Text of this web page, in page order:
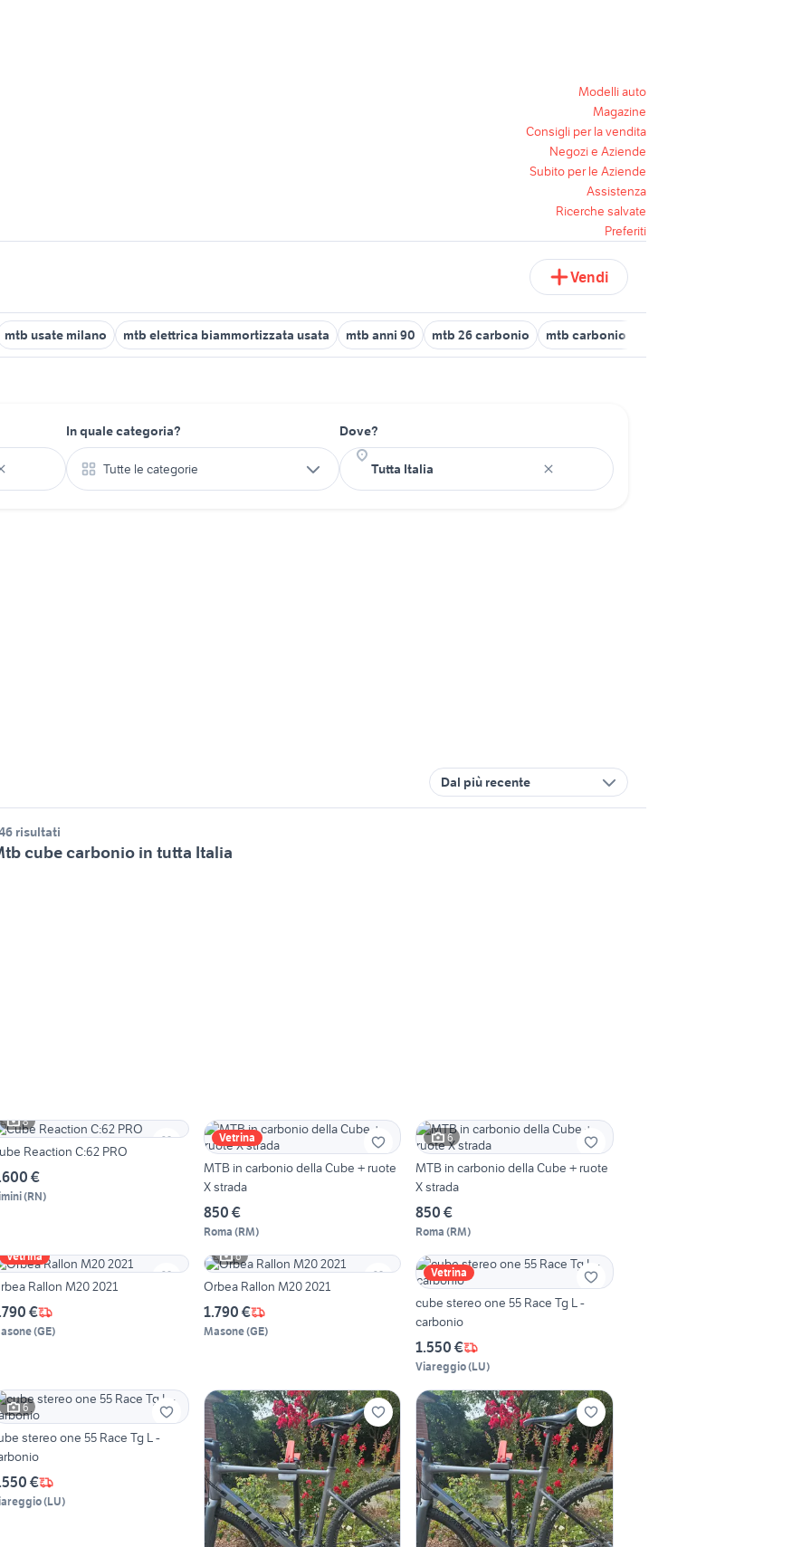
Modelli auto
Magazine
Consigli per la vendita
Negozi e Aziende
Subito per le Aziende
Assistenza
Ricerche salvate
Preferiti
Vendi
mtb usate milano mtb elettrica biammortizzata usata mtb anni 90 mtb 26 carbonio mtb carbonio xl
In quale categoria?
Tutte le categorie
Dove?
Dal più recente
risultati
cube carbonio in tutta Italia
8
Cube Reaction C:62 PRO
€
(RN)
Vetrina
MTB in carbonio della Cube + ruote
X strada
850 €
Roma (RM)
6
MTB in carbonio della Cube + ruote
X strada
850 €
Roma (RM)
Vetrina
Rallon M20 2021
€
(GE)
6
Orbea Rallon M20 2021
1.790 €
Masone(GE)
Vetrina
cube stereo one 55 Race Tg L -
carbonio
1.550 €
Viareggio(LU)
6
stereo one 55 Race Tg L -
€
(LU)